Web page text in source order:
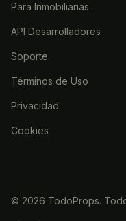
Para Inmobiliarias
API Desarrolladores
Soporte
Términos de Uso
Privacidad
Cookies
© 2026 TodoProps.